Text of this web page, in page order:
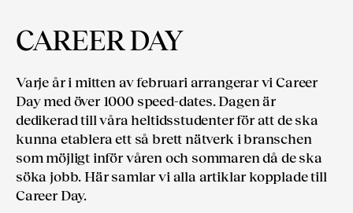
CAREER DAY
Varje år i mitten av februari arrangerar vi Career
Day med över 1000 speed-dates. Dagen är
dedikerad till våra heltidsstudenter för att de ska
kunna etablera ett så brett nätverk i branschen
som möjligt inför våren och sommaren då de ska
söka jobb. Här samlar vi alla artiklar kopplade till
Career Day.